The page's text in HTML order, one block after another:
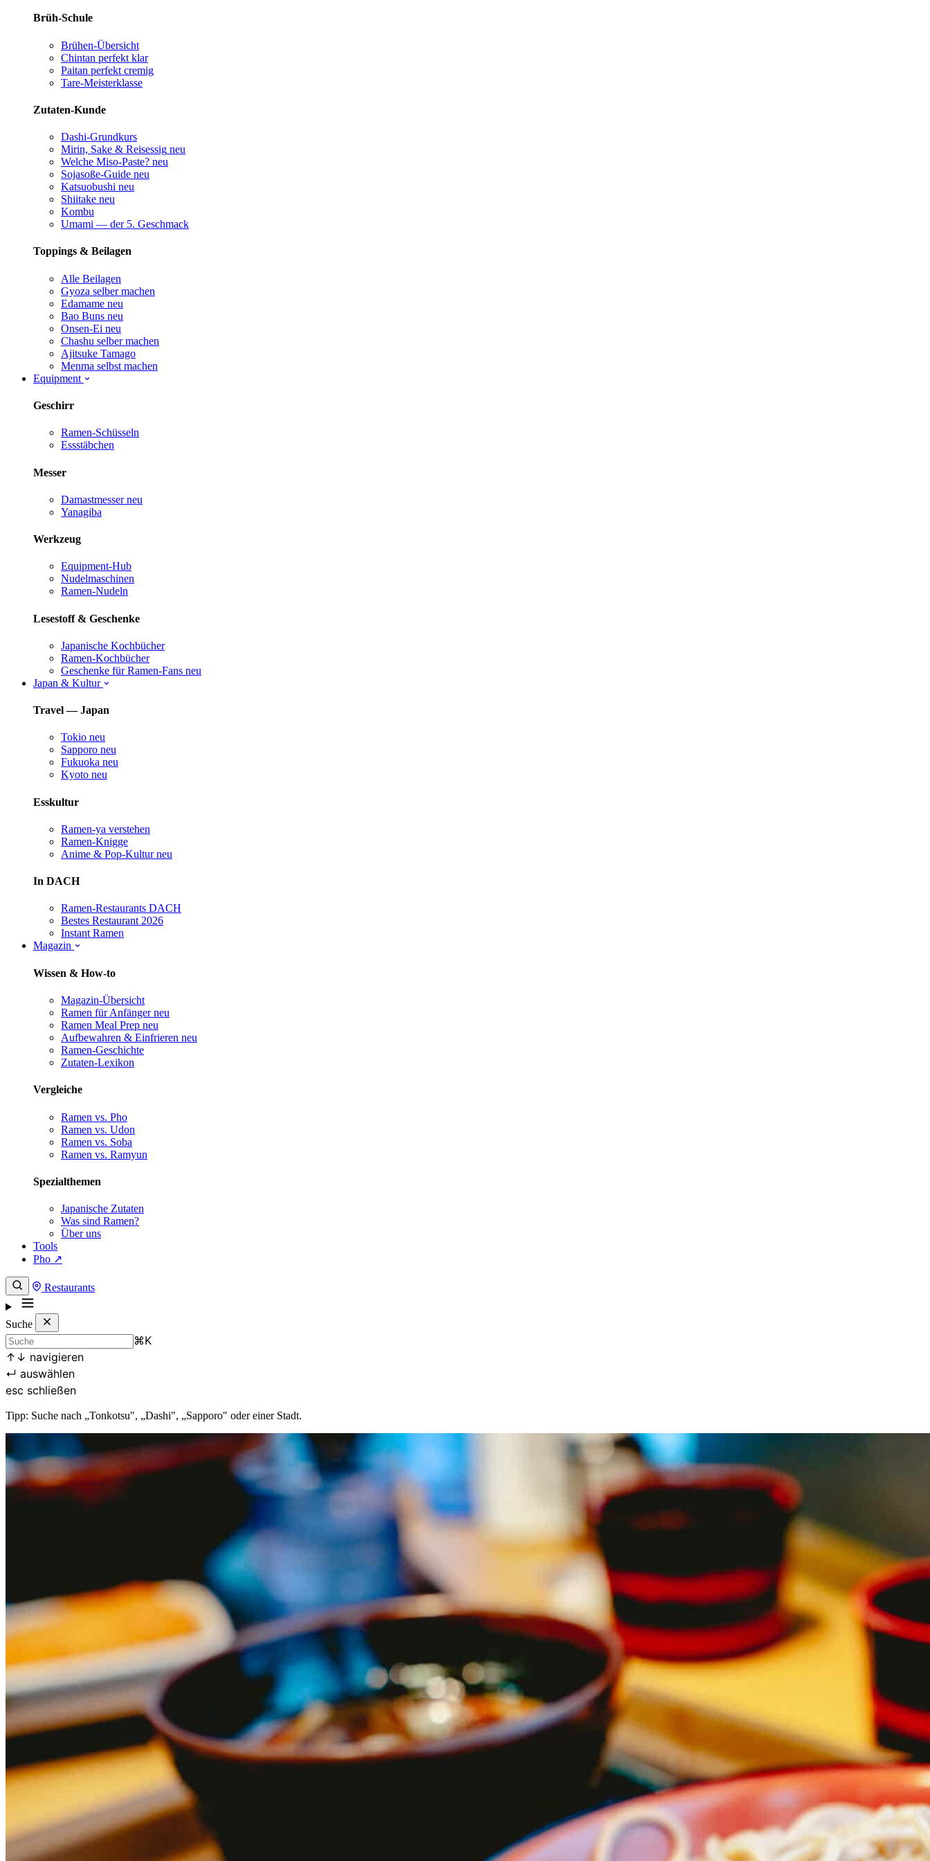
Brüh-Schule
Brühen-Übersicht
Chintan perfekt klar
Paitan perfekt cremig
Tare-Meisterklasse
Zutaten-Kunde
Dashi-Grundkurs
Mirin, Sake & Reisessig neu
Welche Miso-Paste? neu
Sojasoße-Guide neu
Katsuobushi neu
Shiitake neu
Kombu
Umami — der 5. Geschmack
Toppings & Beilagen
Alle Beilagen
Gyoza selber machen
Edamame neu
Bao Buns neu
Onsen-Ei neu
Chashu selber machen
Ajitsuke Tamago
Menma selbst machen
Equipment
Geschirr
Ramen-Schüsseln
Essstäbchen
Messer
Damastmesser neu
Yanagiba
Werkzeug
Equipment-Hub
Nudelmaschinen
Ramen-Nudeln
Lesestoff & Geschenke
Japanische Kochbücher
Ramen-Kochbücher
Geschenke für Ramen-Fans neu
Japan & Kultur
Travel — Japan
Tokio neu
Sapporo neu
Fukuoka neu
Kyoto neu
Esskultur
Ramen-ya verstehen
Ramen-Knigge
Anime & Pop-Kultur neu
In DACH
Ramen-Restaurants DACH
Bestes Restaurant 2026
Instant Ramen
Magazin
Wissen & How-to
Magazin-Übersicht
Ramen für Anfänger neu
Ramen Meal Prep neu
Aufbewahren & Einfrieren neu
Ramen-Geschichte
Zutaten-Lexikon
Vergleiche
Ramen vs. Pho
Ramen vs. Udon
Ramen vs. Soba
Ramen vs. Ramyun
Spezialthemen
Japanische Zutaten
Was sind Ramen?
Über uns
Tools
Pho ↗
Restaurants
Suche
⌘K
↑ ↓ navigieren
↵ auswählen
esc schließen
Tipp: Suche nach „Tonkotsu", „Dashi", „Sapporo" oder einer Stadt.